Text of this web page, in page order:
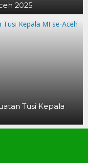
2025
Tusi Kepala